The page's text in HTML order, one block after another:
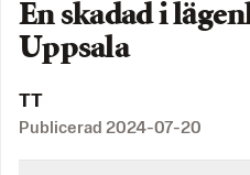
En skadad i
Uppsala
TT
Publicerad 2024-07-20